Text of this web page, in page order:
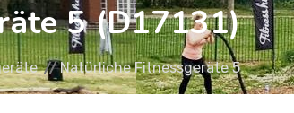
5 (D17131)
Natürliche Fitnessgeräte 5